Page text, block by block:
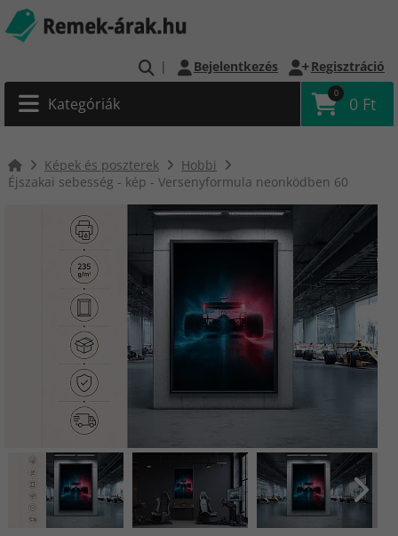
| Bejelentkezés Regisztráció
Kategóriák
0
0 Ft
Képek és poszterek
Hobbi
Éjszakai sebesség - kép - Versenyformula neonködben 60